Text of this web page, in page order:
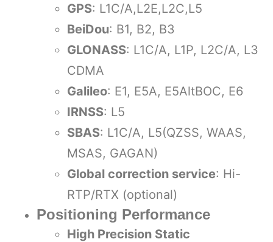
GPS: L1C/A,L2E,L2C,L5
BeiDou: B1, B2, B3
GLONASS: L1C/A, L1P, L2C/A, L3
CDMA
Galileo: E1, E5A, E5AltBOC, E6
IRNSS: L5
SBAS: L1C/A, L5(QZSS, WAAS,
MSAS, GAGAN)
Global correction service: Hi-
RTP/RTX (optional)
Positioning Performance
High Precision Static